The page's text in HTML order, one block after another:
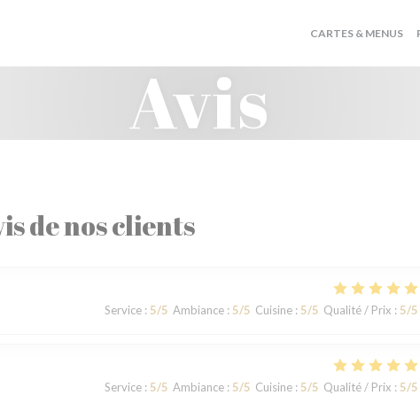
CARTES & MENUS
Avis
de nos clients
Service: 5/5 Ambiance: 5/5 Cuisine: 5/5 Qualité / Prix : 5/5
Service: 5/5 Ambiance: 5/5 Cuisine: 5/5 Qualité / Prix : 5/5